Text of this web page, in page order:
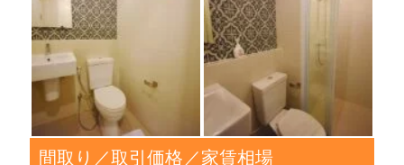
間取り／取引価格／家賃相場